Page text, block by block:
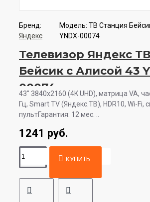
Бренд:
Яндекс
Модель: ТВ Станция
YNDX-00074
Телевизор Яндекс
Бейсик с Алисой 43
00074
43" 3840x2160 (4K UHD), матрица VA,
Гц, Smart TV (Яндекс.ТВ), HDR10, Wi-Fi,
пультГарантия: 12 мес. ..
1241 руб.
КУПИТЬ